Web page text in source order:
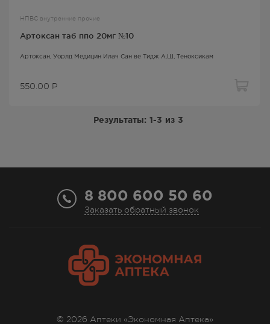
НПВС внутренние прочие
Артоксан таб ппо 20мг №10
Артоксан , Уорлд Медицин Илач Сан ве Тидж А.Ш, Теноксикам
550.00 Р
Результаты: 1-3 из 3
8 800 600 50 60
Заказать обратный звонок
© 2026 Аптеки «Экономная Аптека»